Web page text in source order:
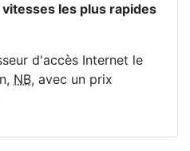
les plus rapides
d'accès Internet le
NB, avec un prix